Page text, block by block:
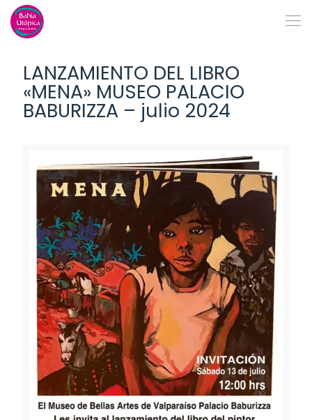
LANZAMIENTO DEL LIBRO
«MENA» MUSEO PALACIO
BABURIZZA – julio 2024